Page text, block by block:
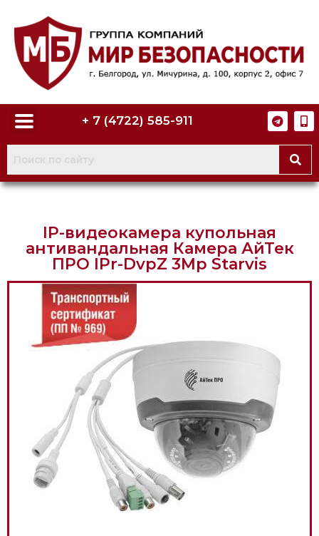
+ 7 (4722) 585-911
IP-видеокамера купольная
антивандальная Камера АйТек
ПРО IPr-DvpZ 3Mp Starvis